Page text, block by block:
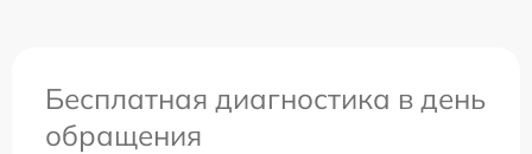
Бесплатная диагностика в день
обращения